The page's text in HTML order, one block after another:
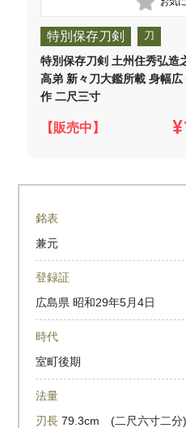
特別保存刀剣 刀
特別保存刀剣 土州住秀弘造
高弟 新々刀大鑑所載 身幅
作 二尺三寸
【販売中】
銘表
兼元
登録証
広島県 昭和29年5月4日
時代
室町後期
法量
刃長 79.3cm (二尺六寸二